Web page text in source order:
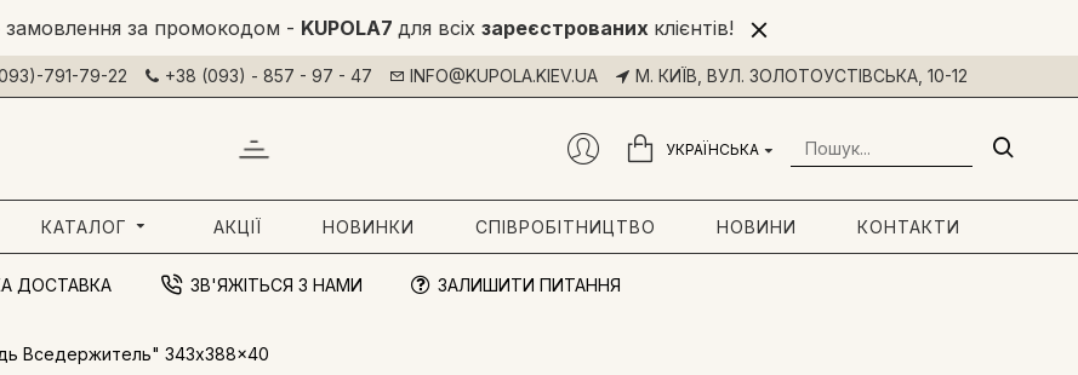
за промокодом - KUPOLA7 для всіх зареєстрованих клієнтів!
791-79-22 +38 (093) - 857 - 97 - 47 INFO@KUPOLA.KIEV.UA М. КИЇВ, ВУЛ. ЗОЛОТОУСТІВСЬКА, 10-12
УКРАЇНСЬКА
КАТАЛОГ АКЦІЇ НОВИНКИ СПІВРОБІТНИЦТВО НОВИНИ КОНТАКТИ
ДОСТАВКА ЗВ'ЯЖІТЬСЯ З НАМИ ЗАЛИШИТИ ПИТАННЯ
Вседержитель" 343x388x40